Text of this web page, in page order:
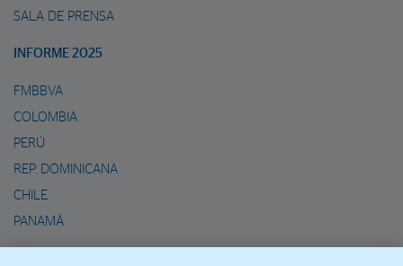
SALA DE PRENSA
INFORME 2025
FMBBVA
COLOMBIA
PERÚ
REP. DOMINICANA
CHILE
PANAMÁ